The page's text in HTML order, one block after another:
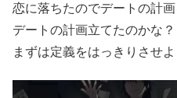
恋に落ちたのでデートの計
デートの計画立てたのかな？
まずは定義をはっきりさせ